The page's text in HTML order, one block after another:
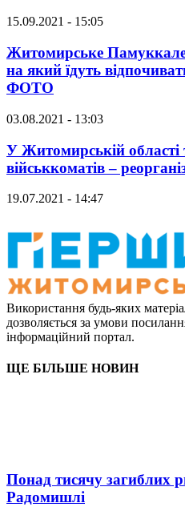
15.09.2021 - 15:05
Житомирське
на який їдуть
ФОТО
03.08.2021 - 13:03
У Житомирській області
військкоматів –
19.07.2021 - 14:47
Використання будь-яких
дозволяється за умови
інформаційний портал.
ЩЕ БІЛЬШЕ НОВИН
Понад тисячу загиблих
Радомишлі